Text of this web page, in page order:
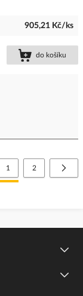
905,21 Kč/ks
do košíku
Stránka
Právě si prohlížíte
1 Stránka
2